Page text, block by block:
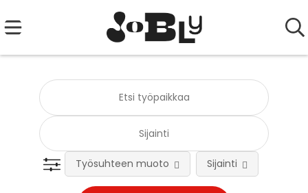
Työsuhteen muoto Sijainti